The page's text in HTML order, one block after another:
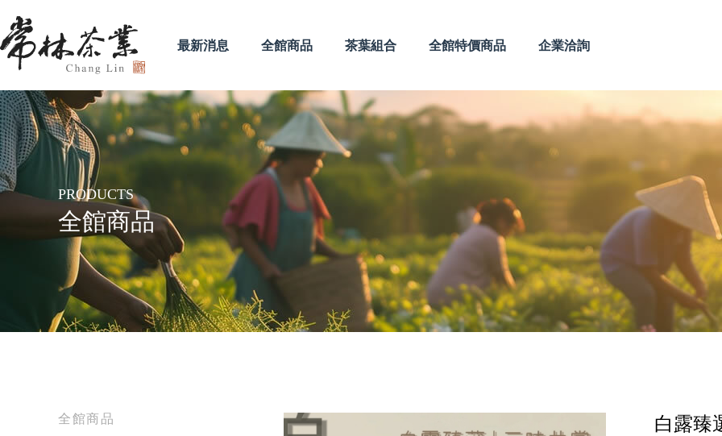
最新消息 全館商品 茶葉組合 全館特價商品 企業洽詢
全館商品
PRODUCTS
全館商品 白露臻